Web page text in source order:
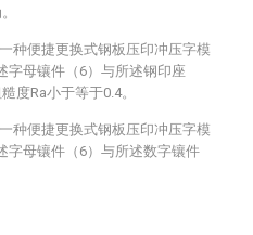
种便捷更换式钢板压印冲压字模
字母镶件（6）与所述钢印座
度Ra小于等于0.4。
种便捷更换式钢板压印冲压字模
字母镶件（6）与所述数字镶件